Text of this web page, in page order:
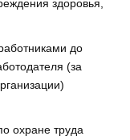
здоровья,
до
(за
охране труда